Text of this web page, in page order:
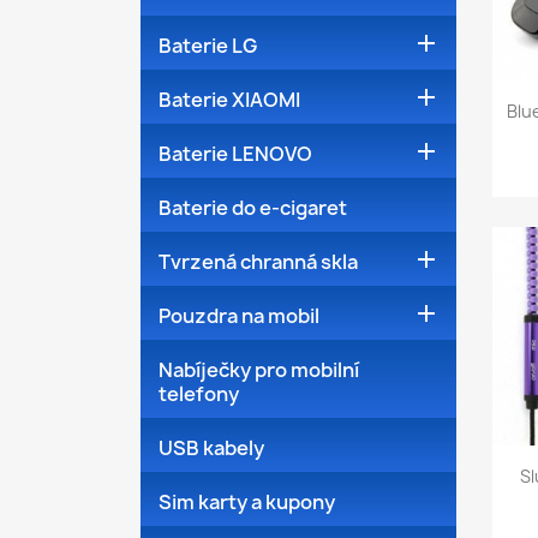
Baterie LG 
Baterie XIAOMI 
Baterie LENOVO 
Baterie do e-cigaret
Tvrzená chranná skla 
Pouzdra na mobil 
Nabíječky pro mobilní
telefony
USB kabely
Sim karty a kupony